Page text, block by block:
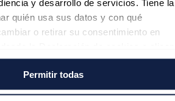
y desarrollo de servicios. Tiene la
quién usa sus datos y con qué
o retirar su consentimiento en
quisiéramos:
Permitir todas
la agenciaBloomberg, se desplomó
impusieran un bloqueo en medio de
el Gobierno de Trípoli que
sobre quién dirigiría el Banco
ingresos petroleros del país, hasta que